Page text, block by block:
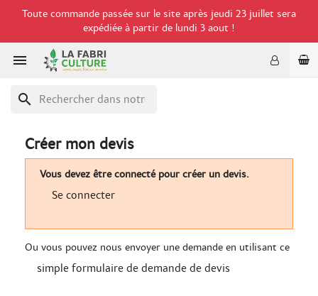
Toute commande passée sur le site après jeudi 23 juillet sera
expédiée à partir de lundi 3 aout !

search
Créer mon devis
Vous devez être connecté pour créer un devis.
Se connecter
Ou vous pouvez nous envoyer une demande en utilisant ce
simple formulaire de demande de devis